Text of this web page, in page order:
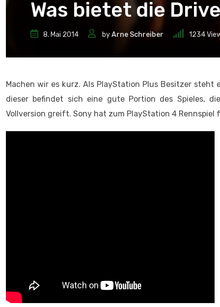
Was bietet die
8. Mai 2014 byArne Schreiber 1234
Machen wir es kurz. Als PlayStation Plus Besitzer
dieser befindet sich eine gute Portion des Spieles,
Vollversion greift. Sony hat zum PlayStation 4